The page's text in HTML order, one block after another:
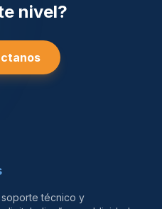
nivel?
soporte técnico y